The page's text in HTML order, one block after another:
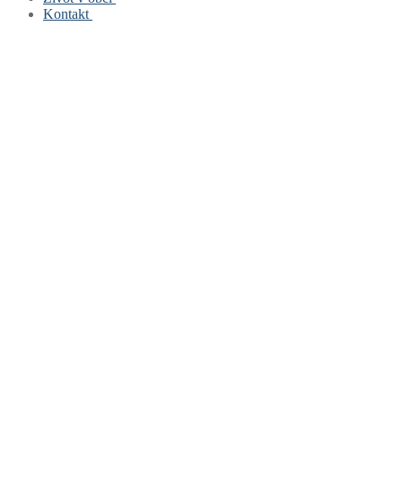
Symboly obce
Hlavný kontrolór
Civilná ochrana
Obecná knižnica
Život v obci
Kontakt